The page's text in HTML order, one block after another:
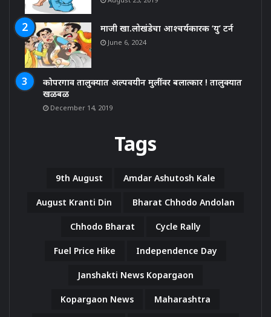
माजी खा.लोखंडेचा आश्चर्यकारक ‘यु’ टर्न
June 6, 2024
कोपरगाव तालुक्यात अल्पवयीन मुलींवर बलात्कार ! तालुक्यात
खळबळ
December 14, 2019
Tags
9th August Amdar Ashutosh Kale
August Kranti Din Bharat Chhodo Andolan
Chhodo Bharat Cycle Rally
Fuel Price Hike Independence Day
Janshakti News Kopargaon
Kopargaon News Maharashtra